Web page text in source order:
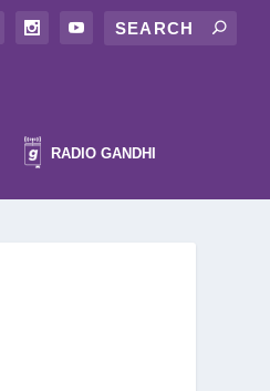
RADIO GANDHI